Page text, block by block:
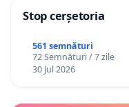
Stop cerșetoria
561 semnături
72 Semnături / 7 zile
30 Jul 2026